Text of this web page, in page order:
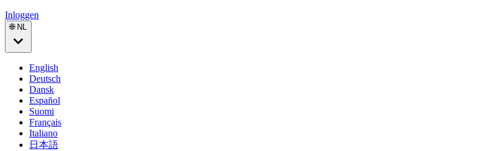
Inloggen
🌐 NL
English
Deutsch
Dansk
Español
Suomi
Français
Italiano
日本語